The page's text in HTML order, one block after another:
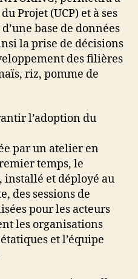
Projet (UCP) et à ses
base de données
la prise de décisions
des filières
riz, pomme de
l’adoption du
par un atelier en
temps, le
installé et déployé au
des sessions de
pour les acteurs
les organisations
et l’équipe